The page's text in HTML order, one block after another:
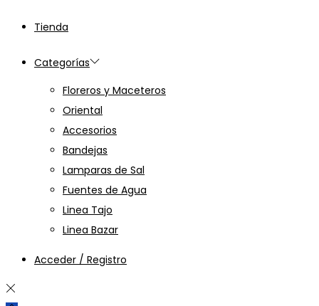
Tienda
Categorías
Floreros y Maceteros
Oriental
Accesorios
Bandejas
Lamparas de Sal
Fuentes de Agua
Linea Tajo
Linea Bazar
Acceder / Registro